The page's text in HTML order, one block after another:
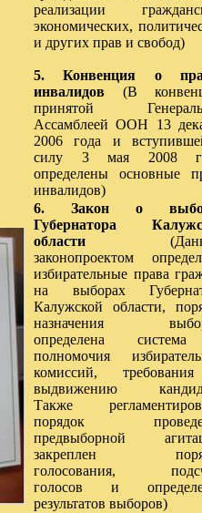
реализации
экономических,
и других прав и свобод)
5.
Конвенция о
инвалидов (В
принятой
Ассамблеей ООН 13
2006 года и
силу 3 мая 2008
определены основные
инвалидов)
6.
Закон о
Губернатора
области
законопроектом
избирательные права
на выборах
Калужской области,
назначения
определена
полномочия
комиссий,
выдвижению
Также
порядок
предвыборной
закреплен
голосования,
голосов и
результатов выборов)